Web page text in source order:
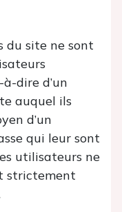
du site ne sont
à-dire d’un
auquel ils
d’un
qui leur sont
utilisateurs ne
strictement